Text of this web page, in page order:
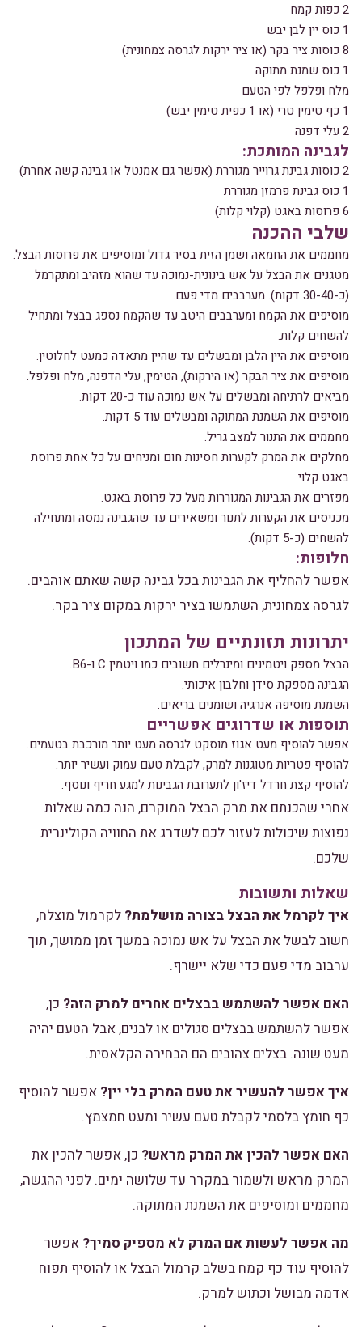
2 כפות קמח
1 כוס יין לבן יבש
8 כוסות ציר בקר (או ציר ירקות לגרסה צמחונית)
1 כוס שמנת מתוקה
מלח ופלפל לפי הטעם
1 כף טימין טרי (או 1 כפית טימין יבש)
2 עלי דפנה
לגבינה המותכת:
2 כוסות גבינת גרוייר מגוררת (אפשר גם אמנטל או גבינה קשה אחרת)
1 כוס גבינת פרמזן מגוררת
6 פרוסות באגט (קלוי קלות)
שלבי ההכנה
מחממים את החמאה ושמן הזית בסיר גדול ומוסיפים את פרוסות הבצל.
מטגנים את הבצל על אש בינונית-נמוכה עד שהוא מזהיב ומתקרמל
(כ-30-40 דקות). מערבבים מדי פעם.
מוסיפים את הקמח ומערבבים היטב עד שהקמח נספג בבצל ומתחיל
להשחים קלות.
מוסיפים את היין הלבן ומבשלים עד שהיין מתאדה כמעט לחלוטין.
מוסיפים את ציר הבקר (או הירקות), הטימין, עלי הדפנה, מלח ופלפל.
מביאים לרתיחה ומבשלים על אש נמוכה עוד כ-20 דקות.
מוסיפים את השמנת המתוקה ומבשלים עוד 5 דקות.
מחממים את התנור למצב גריל.
מחלקים את המרק לקערות חסינות חום ומניחים על כל אחת פרוסת
באגט קלוי.
מפזרים את הגבינות המגוררות מעל כל פרוסת באגט.
מכניסים את הקערות לתנור ומשאירים עד שהגבינה נמסה ומתחילה
להשחים (כ-5 דקות).
חלופות:
אפשר להחליף את הגבינות בכל גבינה קשה שאתם אוהבים.
לגרסה צמחונית, השתמשו בציר ירקות במקום ציר בקר.
יתרונות תזונתיים של המתכון
הבצל מספק ויטמינים ומינרלים חשובים כמו ויטמין C ו-B6.
הגבינה מספקת סידן וחלבון איכותי.
השמנת מוסיפה אנרגיה ושומנים בריאים.
תוספות או שדרוגים אפשריים
אפשר להוסיף מעט אגוז מוסקט לגרסה מעט יותר מורכבת בטעמים.
להוסיף פטריות מטוגנות למרק, לקבלת טעם עמוק ועשיר יותר.
להוסיף קצת חרדל דיז'ון לתערובת הגבינות למגע חריף ונוסף.
אחרי שהכנתם את מרק הבצל המוקרם, הנה כמה שאלות
נפוצות שיכולות לעזור לכם לשדרג את החוויה הקולינרית
שלכם.
שאלות ותשובות
איך לקרמל את הבצל בצורה מושלמת? לקרמול מוצלח,
חשוב לבשל את הבצל על אש נמוכה במשך זמן ממושך, תוך
ערבוב מדי פעם כדי שלא יישרף.
האם אפשר להשתמש בבצלים אחרים למרק הזה? כן,
אפשר להשתמש בבצלים סגולים או לבנים, אבל הטעם יהיה
מעט שונה. בצלים צהובים הם הבחירה הקלאסית.
איך אפשר להעשיר את טעם המרק בלי יין? אפשר להוסיף
כף חומץ בלסמי לקבלת טעם עשיר ומעט חמצמץ.
האם אפשר להכין את המרק מראש? כן, אפשר להכין את
המרק מראש ולשמור במקרר עד שלושה ימים. לפני ההגשה,
מחממים ומוסיפים את השמנת המתוקה.
מה אפשר לעשות אם המרק לא מספיק סמיך? אפשר
להוסיף עוד כף קמח בשלב קרמול הבצל או להוסיף תפוח
אדמה מבושל וכתוש למרק.